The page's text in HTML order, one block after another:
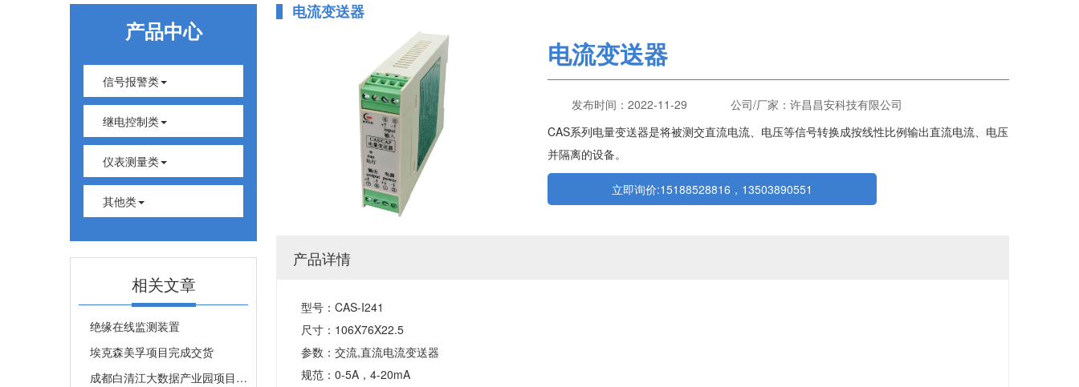
产品中心
信号报警类
继电控制类
仪表测量类
其他类
电流变送器
电流变送器
发布时间：2022-11-29
公司/厂家：许昌昌安科技有限公司
CAS系列电量变送器是将被测交直流电流、电压等信号转换成按线性比例输出直流电流、电压
并隔离的设备。
立即询价:15188528816，13503890551
产品详情
型号：CAS-I241
尺寸：106X76X22.5
参数：交流,直流电流变送器
规范：0-5A，4-20mA
相关文章
绝缘在线监测装置
埃克森美孚项目完成交货
成都白清江大数据产业园项目完成投运